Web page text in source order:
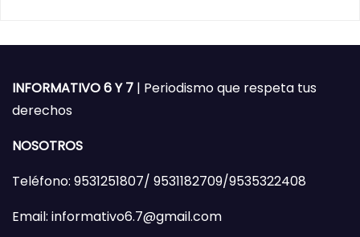
INFORMATIVO 6 Y 7 | Periodismo que respeta tus
derechos
NOSOTROS
Teléfono: 9531251807/ 9531182709/9535322408
Email: informativo6.7@gmail.com